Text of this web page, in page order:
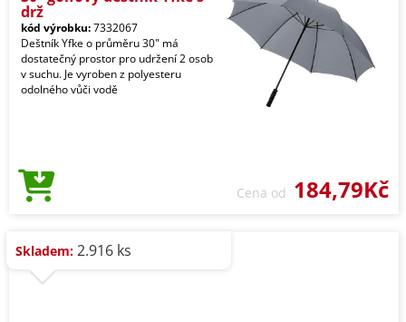
drž
kód výrobku:7332067
Deštník Yfke o průměru 30" má
dostatečný prostor pro udržení 2 osob
v suchu. Je vyroben z polyesteru
odolného vůči vodě
Cena od 184,79Kč
Skladem: 2.916 ks